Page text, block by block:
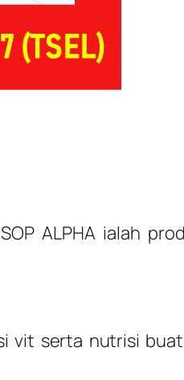
ALPHA ialah
vit serta nutrisi